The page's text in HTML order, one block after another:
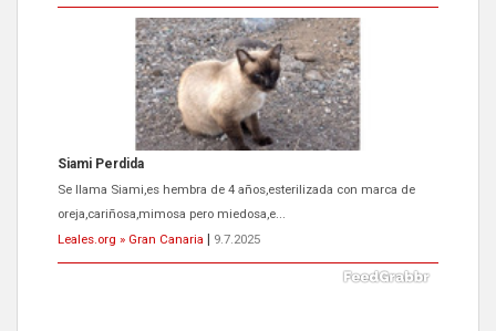
Siami Perdida
Se llama Siami,es hembra de 4 años,esterilizada con marca de
oreja,cariñosa,mimosa pero miedosa,e...
Leales.org » Gran Canaria
9.7.2025